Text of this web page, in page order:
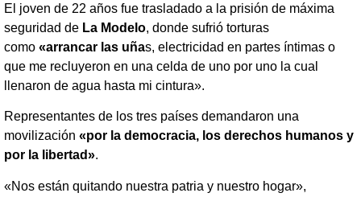
El joven de 22 años fue trasladado a la prisión de máxima
seguridad de La Modelo, donde sufrió torturas
como «arrancar las uñas, electricidad en partes íntimas o
que me recluyeron en una celda de uno por uno la cual
llenaron de agua hasta mi cintura».
Representantes de los tres países demandaron una
movilización «por la democracia, los derechos humanos y
por la libertad».
«Nos están quitando nuestra patria y nuestro hogar»,